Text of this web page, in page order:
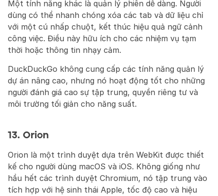
Một tính năng khác là quản lý phiên dễ dàng. Người
dùng có thể nhanh chóng xóa các tab và dữ liệu chỉ
với một cú nhấp chuột, kết thúc hiệu quả ngữ cảnh
công việc. Điều này hữu ích cho các nhiệm vụ tạm
thời hoặc thông tin nhạy cảm.
DuckDuckGo không cung cấp các tính năng quản lý
dự án nâng cao, nhưng nó hoạt động tốt cho những
người đánh giá cao sự tập trung, quyền riêng tư và
môi trường tối giản cho năng suất.
13. Orion
Orion là một trình duyệt dựa trên WebKit được thiết
kế cho người dùng macOS và iOS. Không giống như
hầu hết các trình duyệt Chromium, nó tập trung vào
tích hợp với hệ sinh thái Apple, tốc độ cao và hiệu